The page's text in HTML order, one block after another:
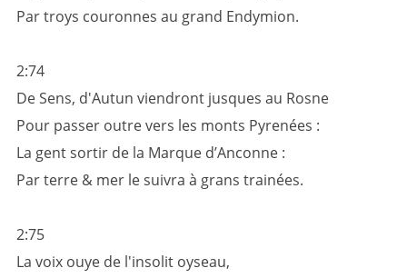
Par troys couronnes au grand Endymion.
2:74
De Sens, d'Autun viendront jusques au Rosne
Pour passer outre vers les monts Pyrenées :
La gent sortir de la Marque d’Anconne :
Par terre & mer le suivra à grans trainées.
2:75
La voix ouye de l'insolit oyseau,